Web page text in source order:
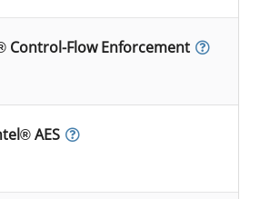
Control-Flow Enforcement
AES